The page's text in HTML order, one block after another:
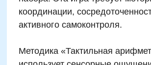
родителя. Наблюдение — это почти всегда
скрытая игра. Если взрослый сам решает
задачу, интересуется результатами,
предлагает ребенку помощь не как учитель,
положительное отношение к числам, логике